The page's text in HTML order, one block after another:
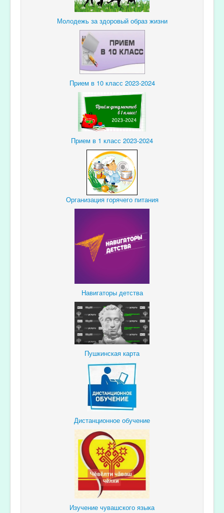
Молодежь за здоровый образ жизни
Прием в 10 класс 2023-2024
Прием в 1 класс 2023-2024
Организация горячего питания
Навигаторы детства
Пушкинская карта
Дистанционное обучение
Изучение чувашского языка